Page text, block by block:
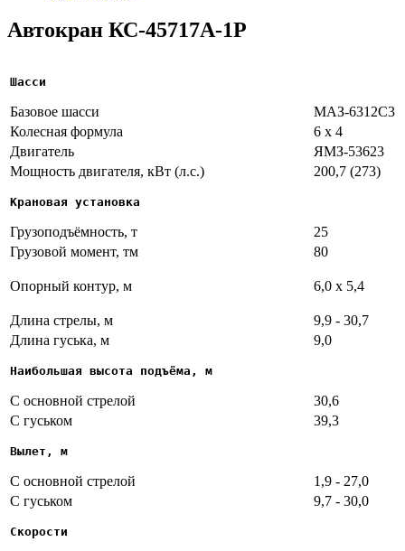
Автокран КС-45717А-1Р
Шасси
Базовое шасси
МАЗ-6312С3
Колесная формула
6 х 4
Двигатель
ЯМЗ-53623
Мощность двигателя, кВт (л.с.)
200,7 (273)
Крановая установка
Грузоподъёмность, т
25
Грузовой момент, тм
80
Опорный контур, м 6,0 х 5,4
Длина стрелы, м
9,9 - 30,7
Длина гуська, м
9,0
Наибольшая высота подъёма, м
С основной стрелой
30,6
С гуськом
39,3
Вылет, м
С основной стрелой
1,9 - 27,0
С гуськом
9,7 - 30,0
Скорости